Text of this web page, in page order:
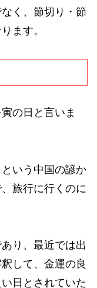
く、節切り・節
ます。
の日と言いま
いう中国の諺か
旅行に行くのに
り、最近では出
して、金運の良
日とされていた